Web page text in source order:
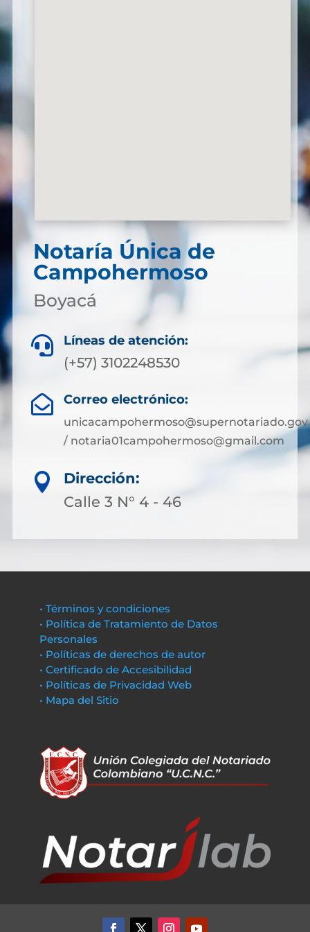
Notaría Única de
Campohermoso
Boyacá
 Líneas de atención:
(+57) 3102248530
 Correo electrónico:
/ notaria01campohermoso@gmail.com

Dirección:
Calle 3 N° 4 - 46
• Términos y condiciones
• Política de Tratamiento de Datos
Personales
• Políticas de derechos de autor
• Certificado de Accesibilidad
• Políticas de Privacidad Web
• Mapa del Sitio